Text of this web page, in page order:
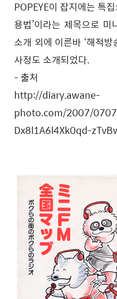
POPEYE이 잡지에는 특
용법’이라는 제목으로
소개 외에 이른바 ‘해적
사정도 소개되었다.
- 출처
http://diary.awane-
photo.com/2007/
Dx8l1A6l4Xk0qd-